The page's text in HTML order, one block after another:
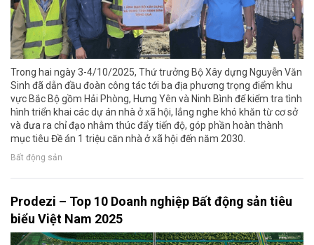
Trong hai ngày 3-4/10/2025, Thứ trưởng Bộ Xây dựng Nguyễn Văn
Sinh đã dẫn đầu đoàn công tác tới ba địa phương trọng điểm khu
vực Bắc Bộ gồm Hải Phòng, Hưng Yên và Ninh Bình để kiểm tra tình
hình triển khai các dự án nhà ở xã hội, lắng nghe khó khăn từ cơ sở
và đưa ra chỉ đạo nhằm thúc đẩy tiến độ, góp phần hoàn thành
mục tiêu Đề án 1 triệu căn nhà ở xã hội đến năm 2030.
Bất động sản
Prodezi – Top 10 Doanh nghiệp Bất động sản tiêu
biểu Việt Nam 2025